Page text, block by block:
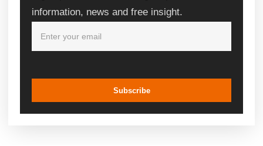
information, news and free insight.
Subscribe